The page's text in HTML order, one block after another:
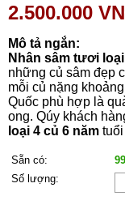
2.500.000
Mô tả ngắn:
Nhân sâm tươi
những củ sâm đẹp
mỗi củ nặng
Quốc phù hợp là
ong. Qúy khách
loại 4 củ 6 năm
Sẵn có:
Số lượng: